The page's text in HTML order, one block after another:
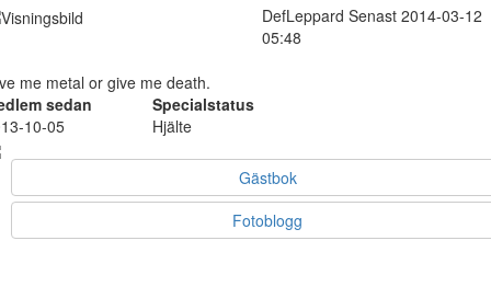
DefLeppard Senast 2014-03-12
05:48
me metal or give me death.
sedan
Specialstatus
10-05
Hjälte
Gästbok
Fotoblogg